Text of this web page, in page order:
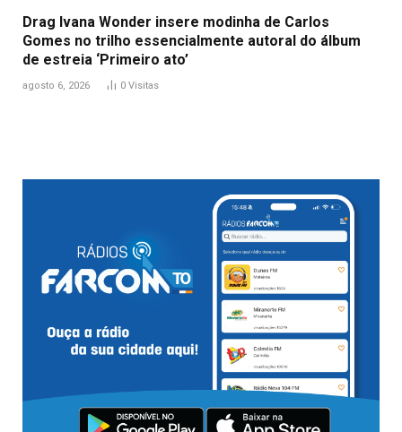
Drag Ivana Wonder insere modinha de Carlos
Gomes no trilho essencialmente autoral do álbum
de estreia ‘Primeiro ato’
agosto 6, 2026 0 Visitas